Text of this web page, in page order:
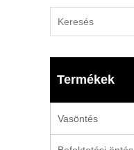
Termékek
Vasöntés